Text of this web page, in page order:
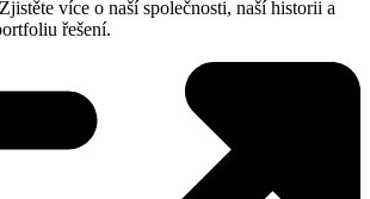
Zjistěte více o naší společnosti, naší historii a
řešení.